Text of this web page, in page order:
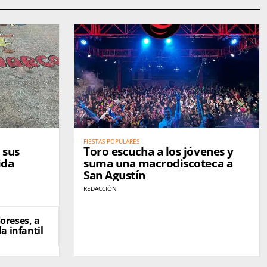
a
infantil
FIESTAS POPULARES
Toro escucha a los jóvenes y
suma una macrodiscoteca a
San Agustín
REDACCIÓN